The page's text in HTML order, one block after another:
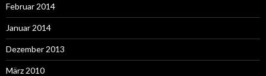
Februar 2014
Januar 2014
Dezember 2013
März 2010